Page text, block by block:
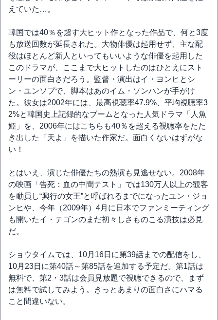
えていた…。
韓国では40％を超す大ヒット作となった作品で、何と3度
も放送回数が延長された。大物俳優は起用せず、主な配
役はほとんど新人といってもいいような俳優を起用した
このドラマが、ここまで大ヒットしたのはひとえにスト
ーリーの面白さだろう。監督・演出はイ・ヨンヒとシ
ン・ユンソプで、脚本はあのイム・ソンハンが手がけ
た。彼女は2002年には、最高視聴率47.9%、平均視聴率3
2%と韓国史上記録的なブームとなった人気ドラマ「人魚
姫」を、2006年にはこちらも40％を超える視聴率をたた
き出した「天よ」を描いた作家だ。面白くないはずがな
い！
とはいえ、演じた俳優たちの熱演も見逃せない。2008年
の映画「告死：血の中間テスト」では130万人以上の観客
を動員し“興行の女王”と呼ばれるまでになったユン・ジョ
ンヒや、今年（2009年）4月に日本でファンミーティング
も開いたイ・テゴンのまだ初々しさものこる演技は必見
だ。
ショウタイムでは、10月16日に第39話までの配信をし、
10月23日に第40話～第85話を追加する予定だ。第1話は
無料で、第2・3話は会員見放題で視聴できるので、まず
は無料で試してみよう。きっとあまりの面白さにハマる
こと間違いない。